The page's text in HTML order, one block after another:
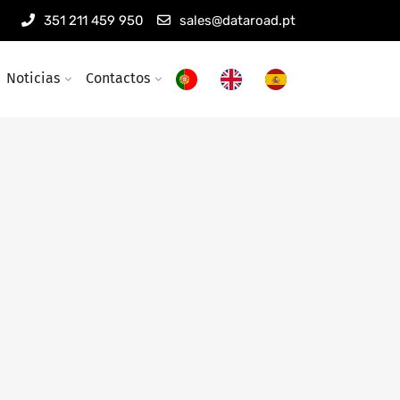
351 211 459 950 sales@dataroad.pt
Noticias Contactos